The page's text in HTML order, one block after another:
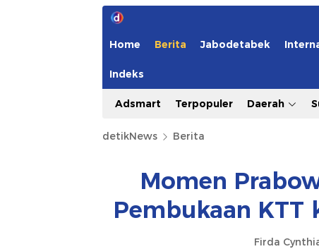
Home Berita Jabodetabek
Indeks
Adsmart Terpopuler Daerah
detikNews Berita
Momen
Pembukaan KTT
Firda